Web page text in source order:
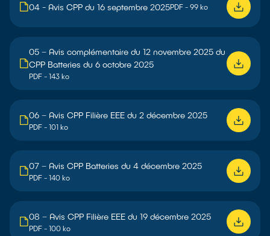
04 - Avis CPP du 16 septembre 2025PDF - 99 ko
05 – Avis complémentaire du 12 novembre 2025 du
CPP Batteries du 6 octobre 2025
PDF - 143 ko
06 – Avis CPP Filière EEE du 2 décembre 2025
PDF - 101 ko
07 – Avis CPP Batteries du 4 décembre 2025
PDF - 140 ko
08 – Avis CPP Filière EEE du 19 décembre 2025
PDF - 100 ko